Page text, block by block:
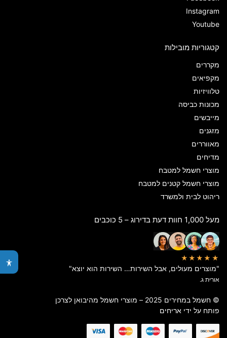
Instagram
Youtube
קטגוריות מובילות
מקררים
מקפיאים
טלוויזיות
מכונות כביסה
מייבשים
מזגנים
מאווררים
מדיחים
מוצרי חשמל למטבח
מוצרי חשמל קטנים למטבח
ריהוט לבית ולמשרד
מעל 1,000 חוות דעת בדירוג – 5 כוכבים
★★★★★
"מוצרים מעולים, אבל השירות… השירות הוא יוצא"
אורית ג.
© חשמל במחירים 2025 – מוצרי חשמל מהיבואן לצרכן
פותח על ידי אריחים